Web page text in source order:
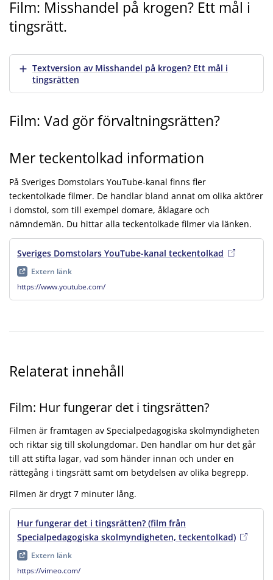
Att vittna – du kan göra skillnad
Film: Misshandel på krogen? Ett mål i
tingsrätt.
Visa merTextversion av Misshandel på krogen? Ett mål i
tingsrätten
Film: Vad gör förvaltningsrätten?
Vad gör förvaltningsrätten_
Mer teckentolkad information
På Sveriges Domstolars YouTube-kanal finns fler
teckentolkade filmer. De handlar bland annat om olika aktörer
i domstol, som till exempel domare, åklagare och
nämndemän. Du hittar alla teckentolkade filmer via länken.
Sveriges Domstolars YouTube-kanal teckentolkad , extern
Extern länk
https://www.youtube.com/
Relaterat innehåll
Film: Hur fungerar det i tingsrätten?
Filmen är framtagen av Specialpedagogiska skolmyndigheten
och riktar sig till skolungdomar. Den handlar om hur det går
till att stifta lagar, vad som händer innan och under en
rättegång i tingsrätt samt om betydelsen av olika begrepp.
Filmen är drygt 7 minuter lång.
Hur fungerar det i tingsrätten? (film från
Specialpedagogiska skolmyndigheten, teckentolkad) , extern
Extern länk
https://vimeo.com/